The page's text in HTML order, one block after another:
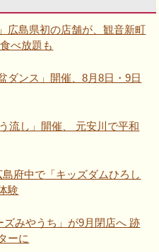
広島県初の店舗が、観音新町
べ放題も
ダンス」開催、8月8日・9日
流し」開催、 元安川で平和
島府中で「キッズダムひろし
験
みやうち」が9月閉店へ 跡
ーに